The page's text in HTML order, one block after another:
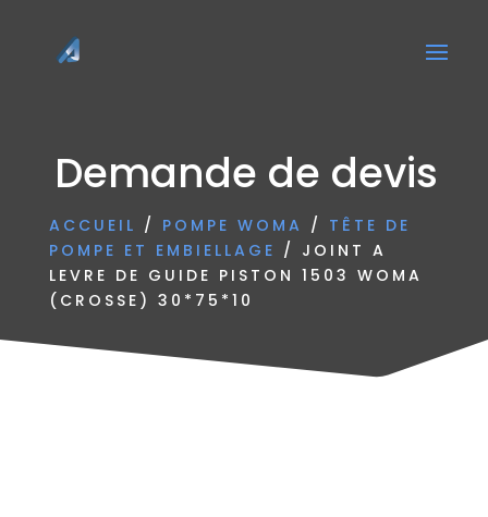
Demande de devis
ACCUEIL / POMPE WOMA / TÊTE DE
POMPE ET EMBIELLAGE / JOINT A
LEVRE DE GUIDE PISTON 1503 WOMA
(CROSSE) 30*75*10